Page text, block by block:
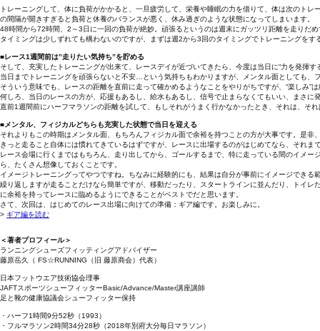
トレーニングして、体に負荷がかかると、一旦疲労して、栄養や睡眠の力を借りて、体は次のト
の間隔が開きすぎると負荷と休養のバランスが悪く、休み過ぎのような状態になってしまいます。
48時間から72時間、2～3日に一回の負荷が絶妙。頑張るというのは週末にガッツリ距離を走りだ
タイミングは少しずれても構わないのですが、まずは週2から3回のタイミングでトレーニングをす
■レース1週間前は”走りたい気持ち”を貯める
そして、充実したトレーニングが出来て、レースデイが近づいてきたら、今度は当日に“力を発揮す
当日までトレーニングを頑張らないと不安…という気持ちもわかりますが、メンタル面としても、
そういう意味でも、レースの距離を直前に走って確かめるようなことをやりがちですが、“楽しみ”
何しろ、当日のレースの方が、応援もあるし、給水もあるし、信号で止まらなくてもいい、まさ
直前1週間前にハーフマラソンの距離を試して、もしそれがうまく行かなかったとき、それは、そ
■メンタル、フィジカルどちらも充実した状態で当日を迎える
それよりもこの時期はメンタル面、もちろんフィジカル面で余裕を持つことの方が大事です。是
きっと走ること自体には慣れてきているはずですが、レースに出場するのがはじめてなら、それま
レース会場に行くまではもちろん、走り出してから、ゴールするまで、特に走っている間のイメ
ら、たくさん想像しておくことです。
イメージトレーニングってやつですね。ちなみに経験的にも、結果は自分が事前にイメージできる
繰り返しますが走ることだけなら簡単ですが、移動だったり、スタートラインに並んだり、トイ
に余裕を持ってレースに臨めるようにできることがベストでだと思います。
さて、次回は、はじめてのレース出場に向けての準備：ギア編です。お楽しみに。
> ギア編を読む
＜著者プロフィール＞
ランニングシューズフィッティングアドバイザー
藤原岳久（ FS☆RUNNING（旧 藤原商会）代表）
日本フットウエア技術協会理事
JAFTスポーツシューフィッターBasic/Advance/Master講座講師
足と靴の健康協議会シューフィッター保持
・ハーフ1時間9分52秒（1993）
・フルマラソン2時間34分28秒（2018年別府大分毎日マラソン）